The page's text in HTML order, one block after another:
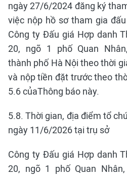
ngày 27/6/2024 đăng ký
việc nộp hồ sơ tham gia
Công ty Đấu giá Hợp danh
20, ngõ 1 phố Quan
thành phố Hà Nội theo thời
và nộp tiền đặt trước theo
5.6 củaThông báo này.
5.8. Thời gian, địa điểm tổ
ngày 11/6/2026 tại trụ sở
Công ty Đấu giá Hợp danh
20, ngõ 1 phố Quan